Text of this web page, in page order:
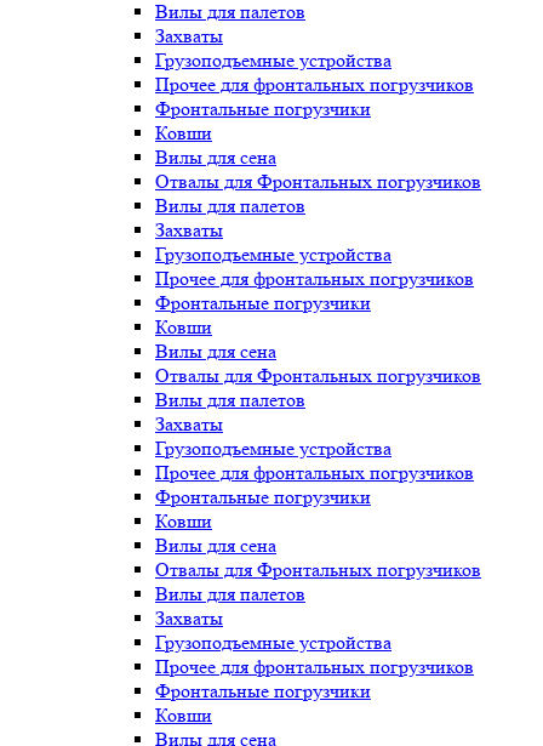
Вилы для палетов
Захваты
Грузоподъемные устройства
Прочее для фронтальных погрузчиков
Фронтальные погрузчики
Ковши
Вилы для сена
Отвалы для Фронтальных погрузчиков
Вилы для палетов
Захваты
Грузоподъемные устройства
Прочее для фронтальных погрузчиков
Фронтальные погрузчики
Ковши
Вилы для сена
Отвалы для Фронтальных погрузчиков
Вилы для палетов
Захваты
Грузоподъемные устройства
Прочее для фронтальных погрузчиков
Фронтальные погрузчики
Ковши
Вилы для сена
Отвалы для Фронтальных погрузчиков
Вилы для палетов
Захваты
Грузоподъемные устройства
Прочее для фронтальных погрузчиков
Фронтальные погрузчики
Ковши
Вилы для сена